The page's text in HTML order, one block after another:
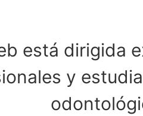
está dirigida
y